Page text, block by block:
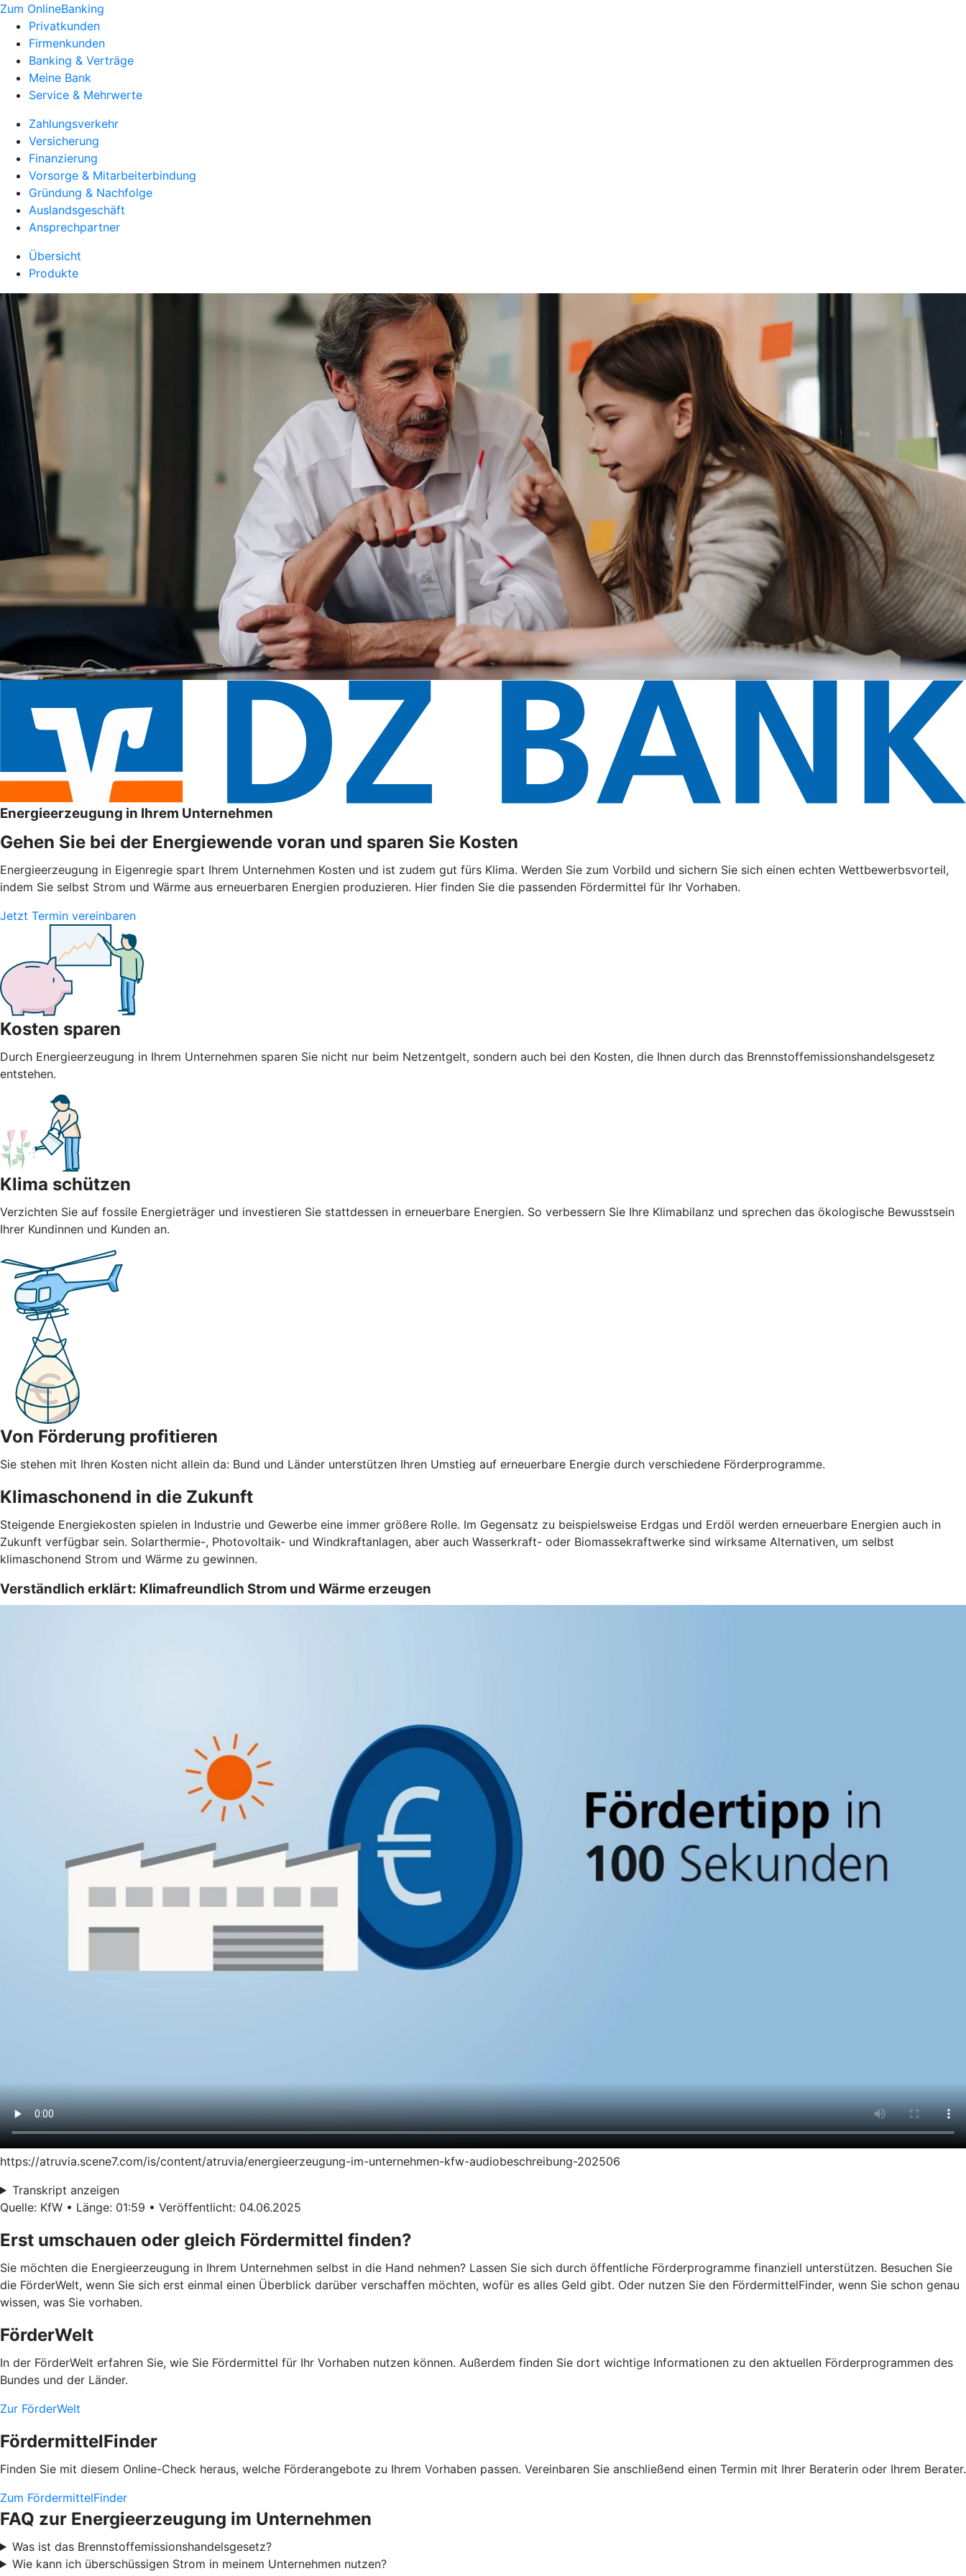
Zum OnlineBanking
Privatkunden
Firmenkunden
Banking & Verträge
Meine Bank
Service & Mehrwerte
Zahlungsverkehr
Versicherung
Finanzierung
Vorsorge & Mitarbeiterbindung
Gründung & Nachfolge
Auslandsgeschäft
Ansprechpartner
Übersicht
Produkte
Energieerzeugung in Ihrem Unternehmen
Gehen Sie bei der Energiewende voran und sparen Sie Kosten
Energieerzeugung in Eigenregie spart Ihrem Unternehmen Kosten und ist zudem gut fürs Klima. Werden Sie zum Vorbild und sichern Sie sich einen echten Wettbewerbsvorteil,
indem Sie selbst Strom und Wärme aus erneuerbaren Energien produzieren. Hier finden Sie die passenden Fördermittel für Ihr Vorhaben.
Jetzt Termin vereinbaren
Kosten sparen
Durch Energieerzeugung in Ihrem Unternehmen sparen Sie nicht nur beim Netzentgelt, sondern auch bei den Kosten, die Ihnen durch das Brennstoffemissionshandelsgesetz
entstehen.
Klima schützen
Verzichten Sie auf fossile Energieträger und investieren Sie stattdessen in erneuerbare Energien. So verbessern Sie Ihre Klimabilanz und sprechen das ökologische Bewusstsein
Ihrer Kundinnen und Kunden an.
Von Förderung profitieren
Sie stehen mit Ihren Kosten nicht allein da: Bund und Länder unterstützen Ihren Umstieg auf erneuerbare Energie durch verschiedene Förderprogramme.
Klimaschonend in die Zukunft
Steigende Energiekosten spielen in Industrie und Gewerbe eine immer größere Rolle. Im Gegensatz zu beispielsweise Erdgas und Erdöl werden erneuerbare Energien auch in
Zukunft verfügbar sein. Solarthermie-, Photovoltaik- und Windkraftanlagen, aber auch Wasserkraft- oder Biomassekraftwerke sind wirksame Alternativen, um selbst
klimaschonend Strom und Wärme zu gewinnen.
Verständlich erklärt: Klimafreundlich Strom und Wärme erzeugen
https://atruvia.scene7.com/is/content/atruvia/energieerzeugung-im-unternehmen-kfw-audiobeschreibung-202506
Transkript anzeigen
Quelle: KfW • Länge: 01:59 • Veröffentlicht: 04.06.2025
Erst umschauen oder gleich Fördermittel finden?
Sie möchten die Energieerzeugung in Ihrem Unternehmen selbst in die Hand nehmen? Lassen Sie sich durch öffentliche Förderprogramme finanziell unterstützen. Besuchen Sie
die FörderWelt, wenn Sie sich erst einmal einen Überblick darüber verschaffen möchten, wofür es alles Geld gibt. Oder nutzen Sie den FördermittelFinder, wenn Sie schon genau
wissen, was Sie vorhaben.
FörderWelt
In der FörderWelt erfahren Sie, wie Sie Fördermittel für Ihr Vorhaben nutzen können. Außerdem finden Sie dort wichtige Informationen zu den aktuellen Förderprogrammen des
Bundes und der Länder.
Zur FörderWelt
FördermittelFinder
Finden Sie mit diesem Online-Check heraus, welche Förderangebote zu Ihrem Vorhaben passen. Vereinbaren Sie anschließend einen Termin mit Ihrer Beraterin oder Ihrem Berater.
Zum FördermittelFinder
FAQ zur Energieerzeugung im Unternehmen
Was ist das Brennstoffemissionshandelsgesetz?
Wie kann ich überschüssigen Strom in meinem Unternehmen nutzen?